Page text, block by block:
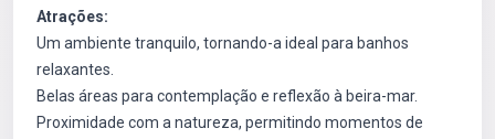
Atrações:
Um ambiente tranquilo, tornando-a ideal para banhos
relaxantes.
Belas áreas para contemplação e reflexão à beira-mar.
Proximidade com a natureza, permitindo momentos de